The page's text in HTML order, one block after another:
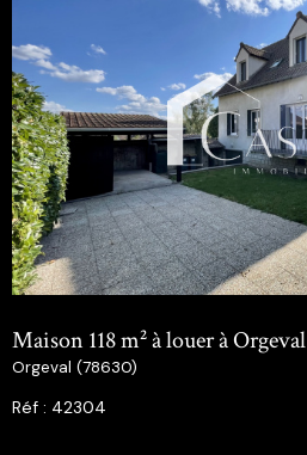
Maison 118 m² à louer à Orgeval
Orgeval (78630)
Réf : 42304